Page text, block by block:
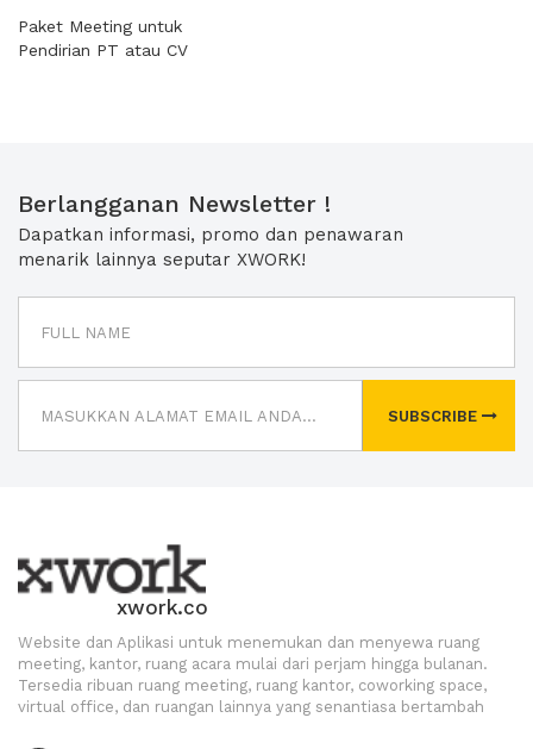
Paket Meeting untuk
Pendirian PT atau CV
Berlangganan Newsletter !
Dapatkan informasi, promo dan penawaran
menarik lainnya seputar XWORK!
SUBSCRIBE
xwork.co
Website dan Aplikasi untuk menemukan dan menyewa ruang
meeting, kantor, ruang acara mulai dari perjam hingga bulanan.
Tersedia ribuan ruang meeting, ruang kantor, coworking space,
virtual office, dan ruangan lainnya yang senantiasa bertambah